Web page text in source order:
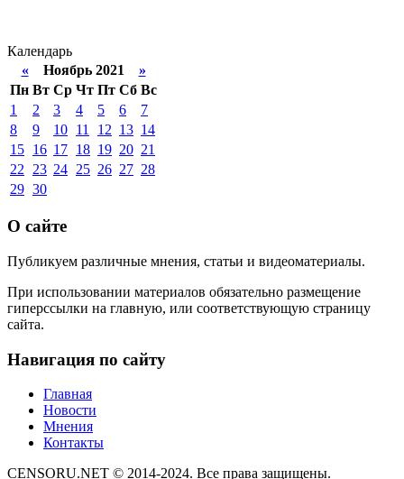
Календарь
«Ноябрь 2021 »
Пн Вт Ср Чт Пт Сб Вс
1
2 3 4 5 6
7
8
9 10 11 12 13 14
15 16 17 18 19 20 21
22
23 24 25 26 27 28
29 30
О сайте
Публикуем различные мнения, статьи и видеоматериалы.
При использовании материалов обязательно размещение
гиперссылки на главную, или соответствующую страницу
сайта.
Навигация по сайту
Главная
Новости
Мнения
Контакты
CENSORU.NET © 2014-2024. Все права защищены.